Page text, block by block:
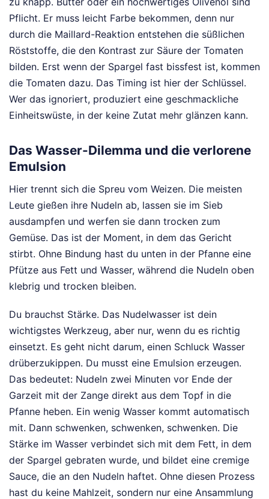
Pflicht. Er muss leicht Farbe bekommen, denn nur
durch die Maillard-Reaktion entstehen die süßlichen
Röststoffe, die den Kontrast zur Säure der Tomaten
bilden. Erst wenn der Spargel fast bissfest ist, kommen
die Tomaten dazu. Das Timing ist hier der Schlüssel.
Wer das ignoriert, produziert eine geschmackliche
Einheitswüste, in der keine Zutat mehr glänzen kann.
Das Wasser-Dilemma und die verlorene
Emulsion
Hier trennt sich die Spreu vom Weizen. Die meisten
Leute gießen ihre Nudeln ab, lassen sie im Sieb
ausdampfen und werfen sie dann trocken zum
Gemüse. Das ist der Moment, in dem das Gericht
stirbt. Ohne Bindung hast du unten in der Pfanne eine
Pfütze aus Fett und Wasser, während die Nudeln oben
klebrig und trocken bleiben.
Du brauchst Stärke. Das Nudelwasser ist dein
wichtigstes Werkzeug, aber nur, wenn du es richtig
einsetzt. Es geht nicht darum, einen Schluck Wasser
drüberzukippen. Du musst eine Emulsion erzeugen.
Das bedeutet: Nudeln zwei Minuten vor Ende der
Garzeit mit der Zange direkt aus dem Topf in die
Pfanne heben. Ein wenig Wasser kommt automatisch
mit. Dann schwenken, schwenken, schwenken. Die
Stärke im Wasser verbindet sich mit dem Fett, in dem
der Spargel gebraten wurde, und bildet eine cremige
Sauce, die an den Nudeln haftet. Ohne diesen Prozess
hast du keine Mahlzeit, sondern nur eine Ansammlung